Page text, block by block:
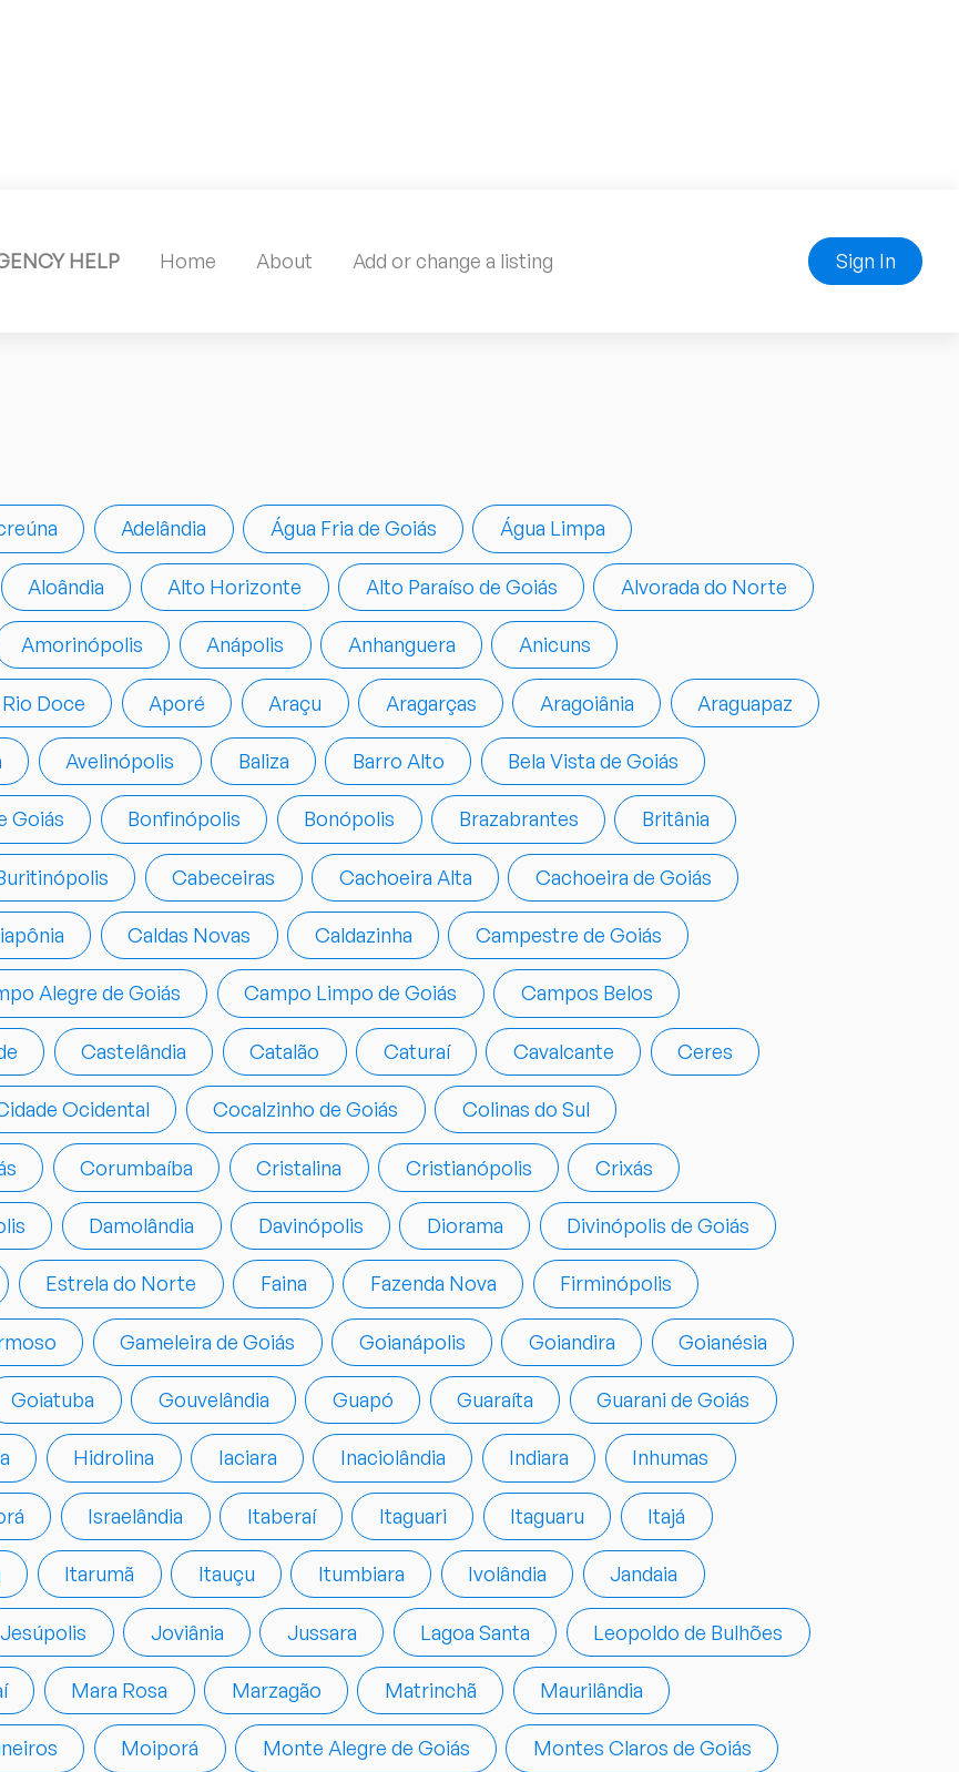
HELP Home About Add or change a listing Sign In
Adelândia Água Fria de Goiás Água Limpa
Aloândia Alto Horizonte Alto Paraíso de Goiás Alvorada do Norte
Amorinópolis Anápolis Anhanguera Anicuns
Doce Aporé Araçu Aragarças Aragoiânia Araguapaz
Avelinópolis Baliza Barro Alto Bela Vista de Goiás
Goiás Bonfinópolis Bonópolis Brazabrantes Britânia
Cabeceiras Cachoeira Alta Cachoeira de Goiás
Caldas Novas Caldazinha Campestre de Goiás
Alegre de Goiás Campo Limpo de Goiás Campos Belos
Castelândia Catalão Caturaí Cavalcante Ceres
Ocidental Cocalzinho de Goiás Colinas do Sul
Corumbaíba Cristalina Cristianópolis Crixás
Damolândia Davinópolis Diorama Divinópolis de Goiás
Estrela do Norte Faina Fazenda Nova Firminópolis
Gameleira de Goiás Goianápolis Goiandira Goianésia
Goiatuba Gouvelândia Guapó Guaraíta Guarani de Goiás
Hidrolina Iaciara Inaciolândia Indiara Inhumas
Israelândia Itaberaí Itaguari Itaguaru Itajá
Itarumã Itauçu Itumbiara Ivolândia Jandaia
Jesúpolis Joviânia Jussara Lagoa Santa Leopoldo de Bulhões
Mara Rosa Marzagão Matrinchã Maurilândia
Moiporá Monte Alegre de Goiás Montes Claros de Goiás